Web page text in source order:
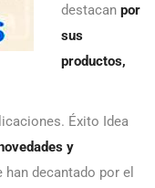
destacan por
sus
productos,
Éxito Idea
y
han decantado por el